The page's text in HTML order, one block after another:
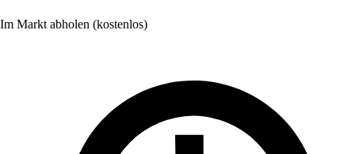
Im Markt abholen (kostenlos)